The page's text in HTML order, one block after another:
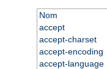
Nom
accept
accept-charset
accept-encoding
accept-language